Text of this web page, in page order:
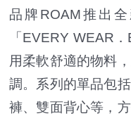
品牌ROAM推出
「EVERY WEAR
用柔軟舒適的物料
調。系列的單品包
褲、雙面背心等，